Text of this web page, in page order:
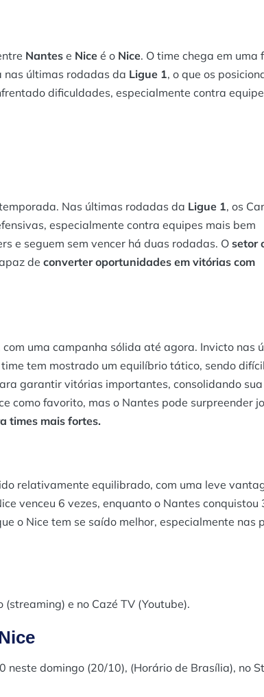
Nantes e Nice é o Nice. O time chega em uma
nas últimas rodadas da Ligue 1, o que os
dificuldades, especialmente contra
Nas últimas rodadas da Ligue 1, os
especialmente contra equipes mais bem
e seguem sem vencer há duas rodadas. O setor
de converter oportunidades em vitórias com
uma campanha sólida até agora. Invicto nas
time tem mostrado um equilíbrio tático, sendo
garantir vitórias importantes, consolidando
como favorito, mas o Nantes pode surpreender
times mais fortes.
relativamente equilibrado, com uma leve
venceu 6 vezes, enquanto o Nantes conquistou
o Nice tem se saído melhor, especialmente nas
(streaming) e no Cazé TV (Youtube).
domingo (20/10), (Horário de Brasília), no